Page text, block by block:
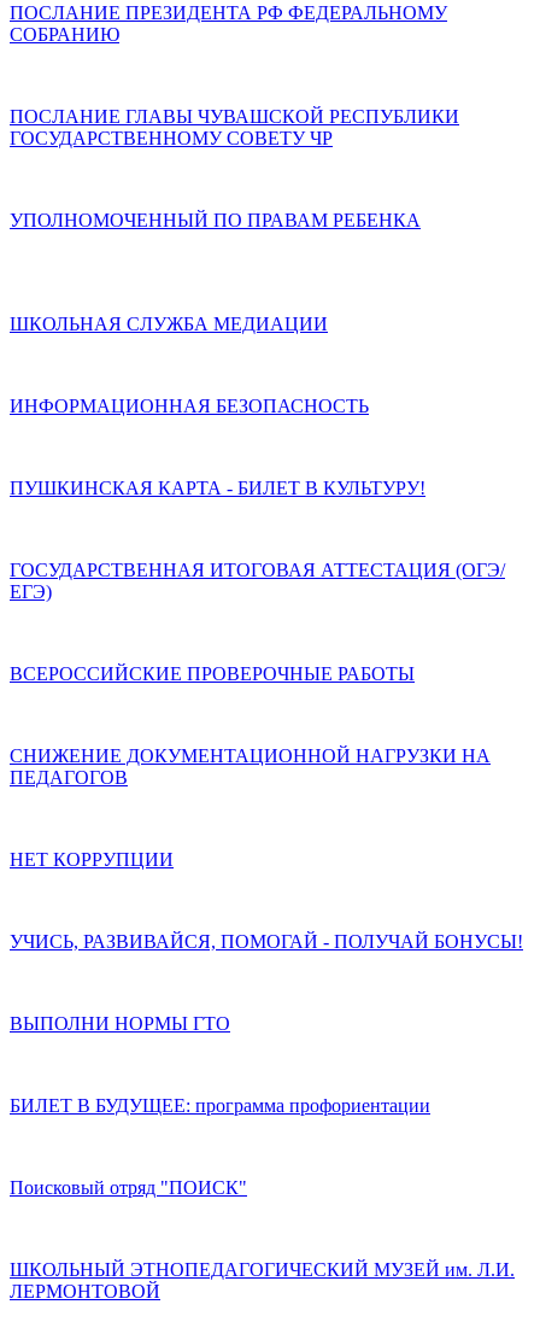
ПОСЛАНИЕ ПРЕЗИДЕНТА РФ ФЕДЕРАЛЬНОМУ
СОБРАНИЮ
ПОСЛАНИЕ ГЛАВЫ ЧУВАШСКОЙ РЕСПУБЛИКИ
ГОСУДАРСТВЕННОМУ СОВЕТУ ЧР
УПОЛНОМОЧЕННЫЙ ПО ПРАВАМ РЕБЕНКА
ШКОЛЬНАЯ СЛУЖБА МЕДИАЦИИ
ИНФОРМАЦИОННАЯ БЕЗОПАСНОСТЬ
ПУШКИНСКАЯ КАРТА - БИЛЕТ В КУЛЬТУРУ!
ГОСУДАРСТВЕННАЯ ИТОГОВАЯ АТТЕСТАЦИЯ (ОГЭ/
ЕГЭ)
ВСЕРОССИЙСКИЕ ПРОВЕРОЧНЫЕ РАБОТЫ
СНИЖЕНИЕ ДОКУМЕНТАЦИОННОЙ НАГРУЗКИ НА
ПЕДАГОГОВ
НЕТ КОРРУПЦИИ
УЧИСЬ, РАЗВИВАЙСЯ, ПОМОГАЙ - ПОЛУЧАЙ БОНУСЫ!
ВЫПОЛНИ НОРМЫ ГТО
БИЛЕТ В БУДУЩЕЕ: программа профориентации
Поисковый отряд "ПОИСК"
ШКОЛЬНЫЙ ЭТНОПЕДАГОГИЧЕСКИЙ МУЗЕЙ им. Л.И.
ЛЕРМОНТОВОЙ